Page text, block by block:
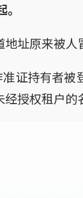
址原来被人
证持有者被
授权租户的